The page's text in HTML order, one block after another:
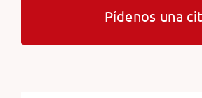
Pídenos una